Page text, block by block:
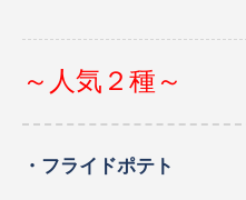
～人気２種～
・フライドポテト